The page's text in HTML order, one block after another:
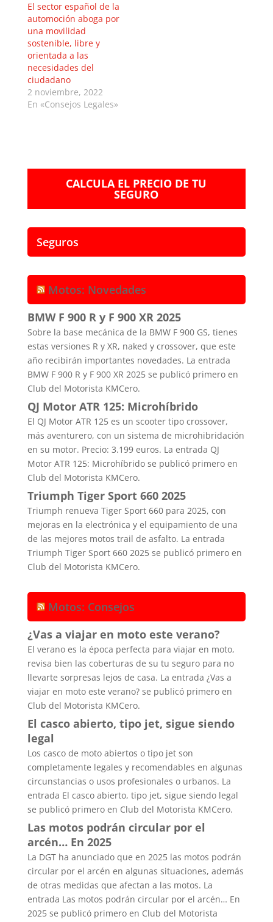
El sector español de la
automoción aboga por
una movilidad
sostenible, libre y
orientada a las
necesidades del
ciudadano
2 noviembre, 2022
En «Consejos Legales»
CALCULA EL PRECIO DE TU
SEGURO
Seguros
Motos: Novedades
BMW F 900 R y F 900 XR 2025
Sobre la base mecánica de la BMW F 900 GS, tienes
estas versiones R y XR, naked y crossover, que este
año recibirán importantes novedades. La entrada
BMW F 900 R y F 900 XR 2025 se publicó primero en
Club del Motorista KMCero.
QJ Motor ATR 125: Microhíbrido
El QJ Motor ATR 125 es un scooter tipo crossover,
más aventurero, con un sistema de microhibridación
en su motor. Precio: 3.199 euros. La entrada QJ
Motor ATR 125: Microhíbrido se publicó primero en
Club del Motorista KMCero.
Triumph Tiger Sport 660 2025
Triumph renueva Tiger Sport 660 para 2025, con
mejoras en la electrónica y el equipamiento de una
de las mejores motos trail de asfalto. La entrada
Triumph Tiger Sport 660 2025 se publicó primero en
Club del Motorista KMCero.
Motos: Consejos
¿Vas a viajar en moto este verano?
El verano es la época perfecta para viajar en moto,
revisa bien las coberturas de su tu seguro para no
llevarte sorpresas lejos de casa. La entrada ¿Vas a
viajar en moto este verano? se publicó primero en
Club del Motorista KMCero.
El casco abierto, tipo jet, sigue siendo
legal
Los casco de moto abiertos o tipo jet son
completamente legales y recomendables en algunas
circunstancias o usos profesionales o urbanos. La
entrada El casco abierto, tipo jet, sigue siendo legal
se publicó primero en Club del Motorista KMCero.
Las motos podrán circular por el
arcén… En 2025
La DGT ha anunciado que en 2025 las motos podrán
circular por el arcén en algunas situaciones, además
de otras medidas que afectan a las motos. La
entrada Las motos podrán circular por el arcén… En
2025 se publicó primero en Club del Motorista